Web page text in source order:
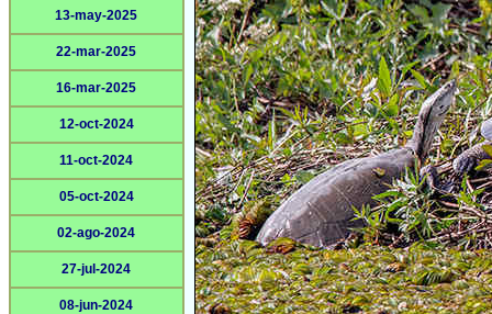
13-may-2025
22-mar-2025
16-mar-2025
12-oct-2024
11-oct-2024
05-oct-2024
02-ago-2024
27-jul-2024
08-jun-2024